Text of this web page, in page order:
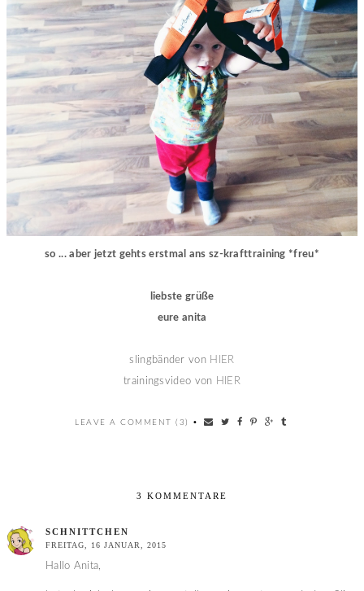
so ... aber jetzt gehts erstmal ans sz-krafttraining *freu*
liebste grüße
eure anita
slingbänder von HIER
trainingsvideo von HIER
LEAVE A COMMENT (3) •
3 KOMMENTARE
SCHNITTCHEN
FREITAG, 16 JANUAR, 2015
Hallo Anita,